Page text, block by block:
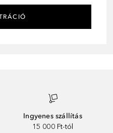
Ingyenes szállítás
15 000 Ft-tól